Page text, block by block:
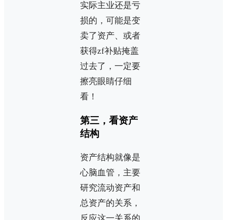
实际主业还是亏
损的，可能是变
卖了资产、或者
获得zf补贴掩盖
过去了，一定要
擦亮眼睛仔细
看！
第三，看资产
结构
资产结构就像是
心脑血管，主要
研究流动资产和
总资产的关系，